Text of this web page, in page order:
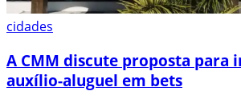
cidades
A CMM discute proposta para
auxílio-aluguel em bets